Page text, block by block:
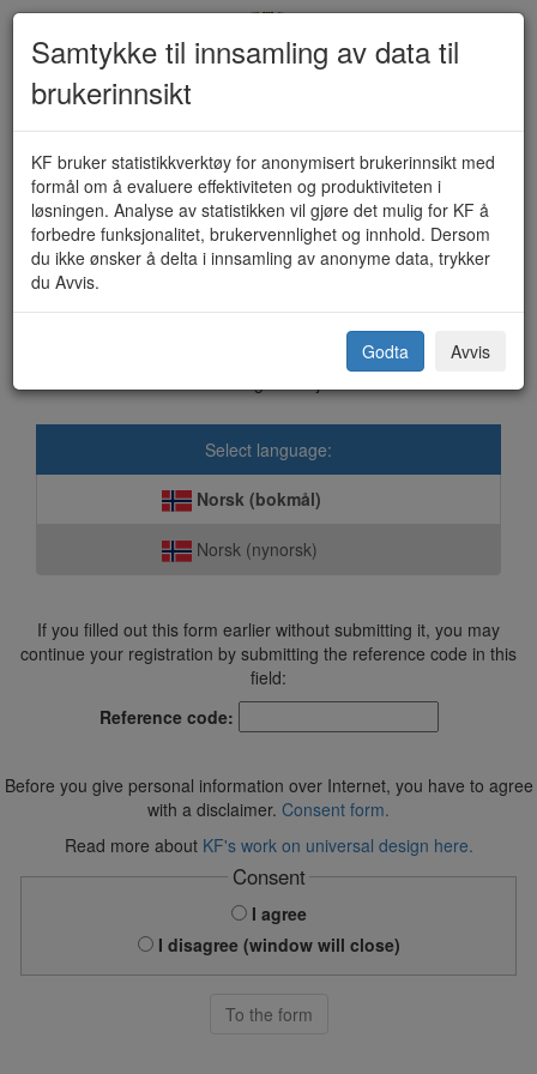
Oljeutskillere - oppfølging (KF-
471)
Vi anbefaler Google Chrome, Mozilla Firefox eller Safari ved bruk
Select language:
Norsk (bokmål)
Norsk (nynorsk)
If you filled out this form earlier without submitting it, you may
continue your registration by submitting the reference code in this
field:
Reference code:
Before you give personal information over Internet, you have to agree
with a disclaimer. Consent form.
Read more about KF's work on universal design here.
Consent
I agree
I disagree (window will close)
To the form
Samtykke til innsamling av data til
brukerinnsikt
KF bruker statistikkverktøy for anonymisert brukerinnsikt med
formål om å evaluere effektiviteten og produktiviteten i
løsningen. Analyse av statistikken vil gjøre det mulig for KF å
forbedre funksjonalitet, brukervennlighet og innhold. Dersom
du ikke ønsker å delta i innsamling av anonyme data, trykker
du Avvis.
Godta Avvis